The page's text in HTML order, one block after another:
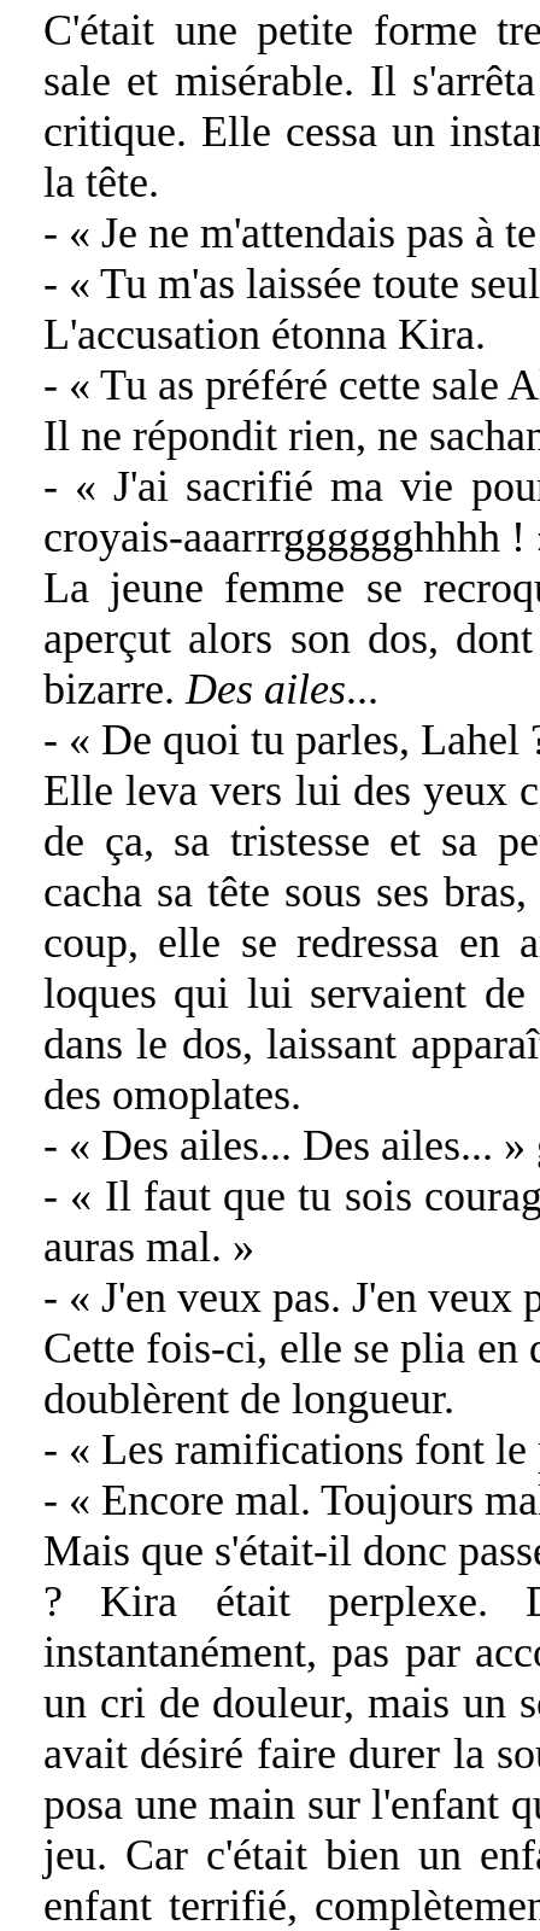
C'était une petite forme
sale et misérable. Il
critique. Elle cessa un
la tête.
- « Je ne m'attendais pas à
- « Tu m'as laissée toute
L'accusation étonna Kira.
- « Tu as préféré cette sale
Il ne répondit rien, ne
- « J'ai sacrifié ma vie
croyais-aaarrrgggggghhhh !
La jeune femme se
aperçut alors son dos,
bizarre.Des ailes...
- « De quoi tu parles, Lahel
Elle leva vers lui des yeux
de ça, sa tristesse et sa
cacha sa tête sous ses
coup, elle se redressa en
loques qui lui servaient de
dans le dos, laissant
des omoplates.
- « Des ailes... Des ailes...
- « Il faut que tu sois
auras mal. »
- « J'en veux pas. J'en veux
Cette fois-ci, elle se plia en
doublèrent de longueur.
- « Les ramifications font le
- « Encore mal. Toujours
Mais que s'était-il donc
? Kira était perplexe.
instantanément, pas par
un cri de douleur, mais un
avait désiré faire durer la
posa une main sur l'enfant
jeu. Car c'était bien un
enfant terrifié,